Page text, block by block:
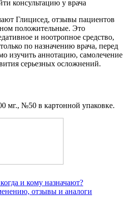
Глицисед, отзывы пациентов
положительные. Это
и ноотропное средство,
по назначению врача, перед
изучить аннотацию, самолечение
серьезных осложнений.
мг., №50 в картонной упаковке.
и кому назначают?
отзывы и аналоги